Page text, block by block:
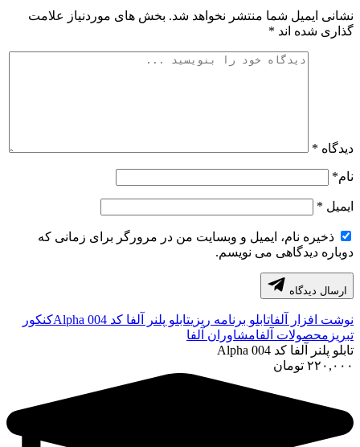
نشانی ایمیل شما منتشر نخواهد شد. بخش های موردنیاز علامت
گذاری شده اند *
دیدگاه *
نام*
ایمیل *
ذخیره نام، ایمیل و وبسایت من در مرورگر برای زمانی که
دوباره دیدگاهی می نویسم.
ارسال دیدگاه
نوشت افزار آلفاتابلو برنامه ریزیتابلو پلنر آلفا کد Alpha 004
کنکور
تبریز محصولات آلفامشاوران آلفا
تابلو پلنر آلفا کد Alpha 004
۲۲۰,۰۰۰ تومان